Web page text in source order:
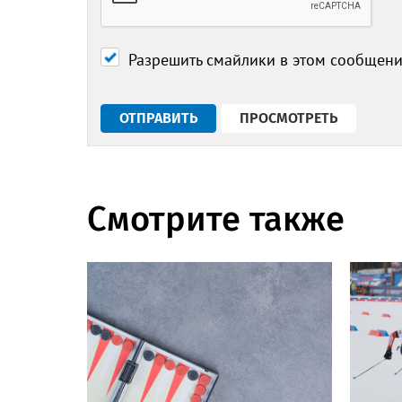
Разрешить смайлики в этом
Смотрите также